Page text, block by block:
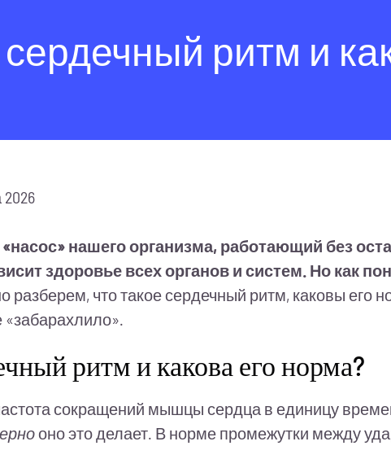
ритм и
нашего организма, работающий без
здоровье всех органов и систем. Но как
разберем, что такое сердечный ритм, каковы
«забарахлило».
ритм и какова его норма?
сокращений мышцы сердца в единицу
оно это делает. В норме промежутки между